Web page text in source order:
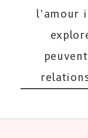
l’amour